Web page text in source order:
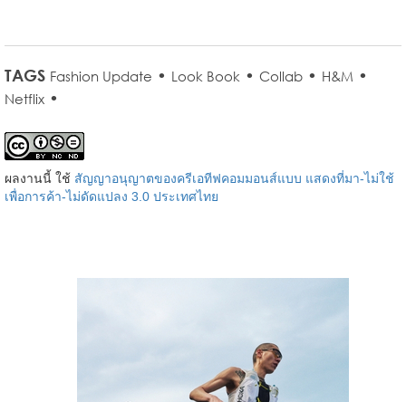
TAGS Fashion Update • Look Book • Collab • H&M •
Netflix •
ผลงานนี้ ใช้ สัญญาอนุญาตของครีเอทีฟคอมมอนส์แบบ แสดงที่มา-ไม่ใช้
เพื่อการค้า-ไม่ดัดแปลง 3.0 ประเทศไทย